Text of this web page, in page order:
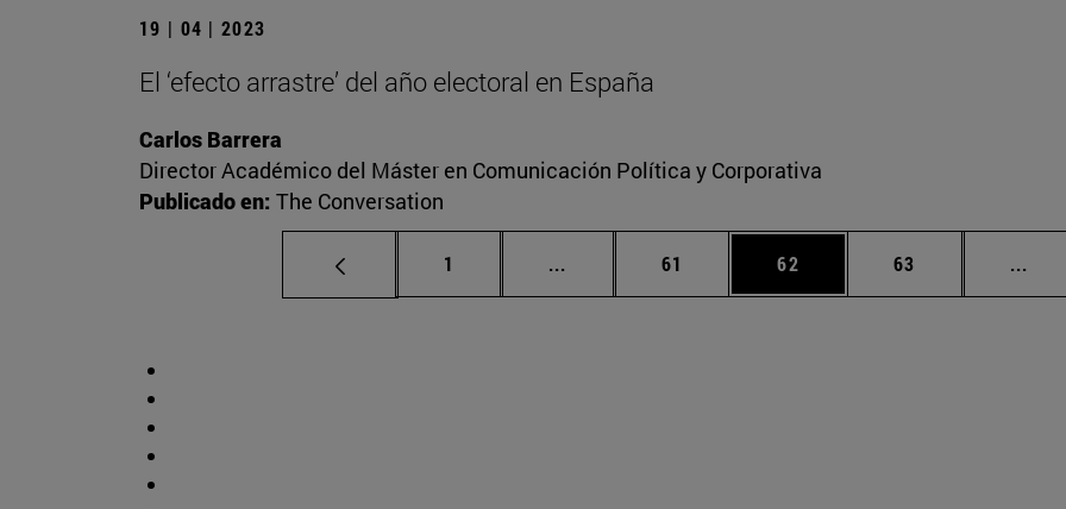
19 | 04 | 2023
El ‘efecto arrastre’ del año electoral en España
Carlos Barrera
Director Académico del Máster en Comunicación Política y Corporativa
Publicado en: The Conversation
Página
1 ... Páginas intermedias Use TAB para desplazarse.
Página
61 Página
62 Página
63 ...